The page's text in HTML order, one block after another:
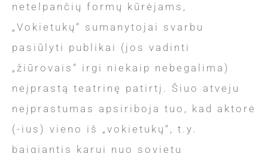
netelpančių formų kūrėjams,
„Vokietukų“ sumanytojai svarbu
pasiūlyti publikai (jos vadinti
„žiūrovais“ irgi niekaip nebegalima)
neįprastą teatrinę patirtį. Šiuo atveju
neįprastumas apsiriboja tuo, kad aktorė
(-ius) vieno iš „vokietukų“, t.y.
baigiantis karui nuo sovietų